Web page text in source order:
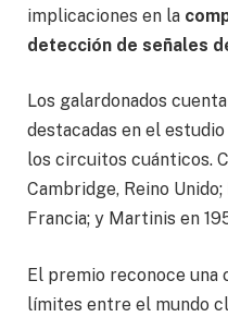
implicaciones en la
detección de señales
Los galardonados
destacadas en el
los circuitos cuánticos.
Cambridge, Reino
Francia; y Martinis en
El premio reconoce
límites entre el mundo